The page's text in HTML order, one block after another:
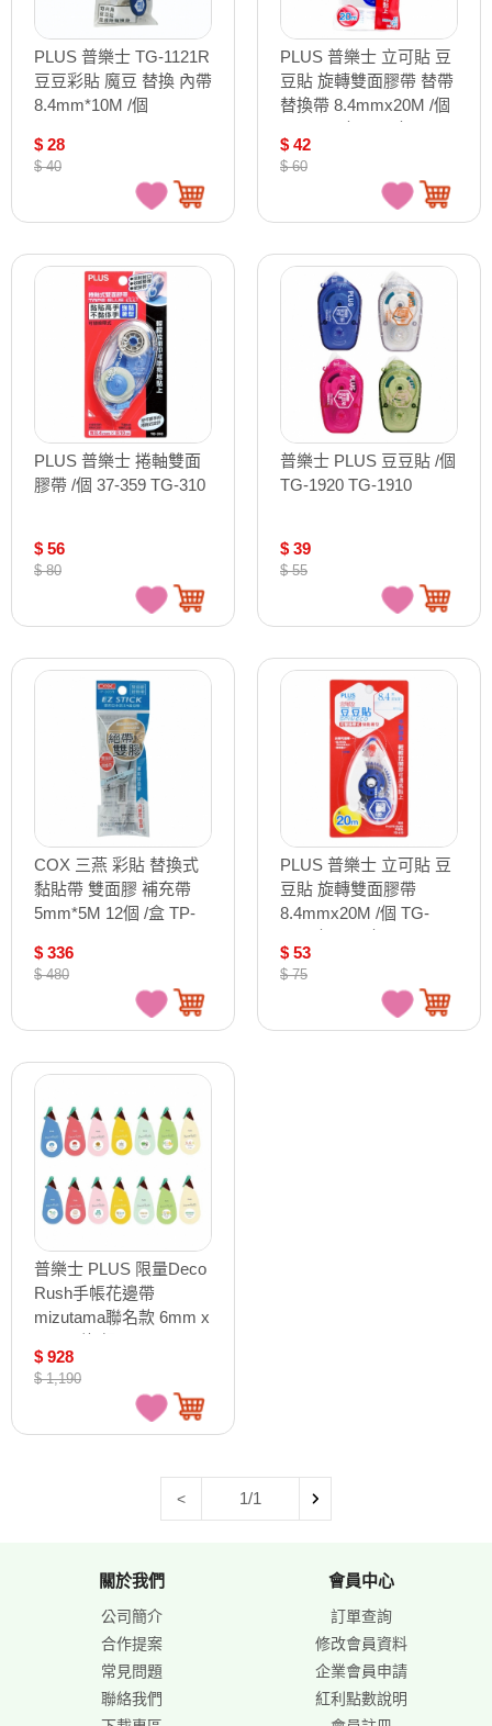
PLUS 普樂士 TG-1121R
豆豆彩貼 魔豆 替換 內帶
8.4mm*10M /個
$ 28
$ 40
PLUS 普樂士 立可貼 豆
豆貼 旋轉雙面膠帶 替帶
替換帶 8.4mmx20M /個
$ 42
$ 60
PLUS 普樂士 捲軸雙面
膠帶 /個 37-359 TG-310
$ 56
$ 80
普樂士 PLUS 豆豆貼 /個
TG-1920 TG-1910
$ 39
$ 55
COX 三燕 彩貼 替換式
黏貼帶 雙面膠 補充帶
5mm*5M 12個 /盒 TP-
$ 336
$ 480
PLUS 普樂士 立可貼 豆
豆貼 旋轉雙面膠帶
8.4mmx20M /個 TG-
$ 53
$ 75
普樂士 PLUS 限量Deco
Rush手帳花邊帶
mizutama聯名款 6mm x
$ 928
$ 1,190
< 1/1
關於我們
公司簡介
合作提案
常見問題
聯絡我們
會員中心
訂單查詢
修改會員資料
企業會員申請
紅利點數說明